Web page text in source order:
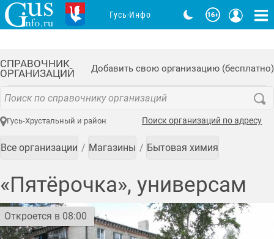
СПРАВОЧНИК
ОРГАНИЗАЦИЙ
Добавить свою организацию (бесплатно)
Гусь-Хрустальный и район Поиск организаций по адресу
Все организации Магазины Бытовая химия
«Пятёрочка», универсам
Откроется в 08:00
Гусь-Инфо